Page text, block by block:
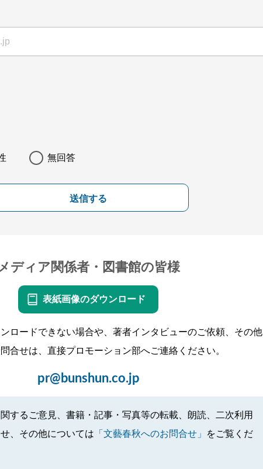
無回答
送信する
ディア関係者・図書館の皆様
表紙画像のダウンロード
ロードできない場合や、著者インタビューのご依頼、その他
合せは、直接プロモーション部へご連絡ください。
pr@bunshun.co.jp
するご意見、書籍・記事・写真等の転載、朗読、二次利用
、その他については 「文藝春秋へのお問合せ」
をご覧くだ